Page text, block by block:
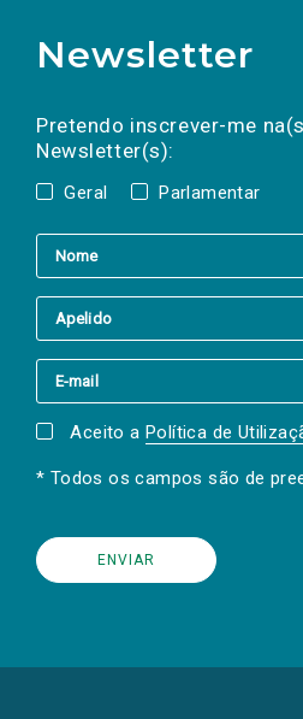
Newsletter
Pretendo inscrever-me
Newsletter(s):
Geral Parlamentar
a(s) newsletter(s).
mail
Aceito a Política de
* Todos os campos são de